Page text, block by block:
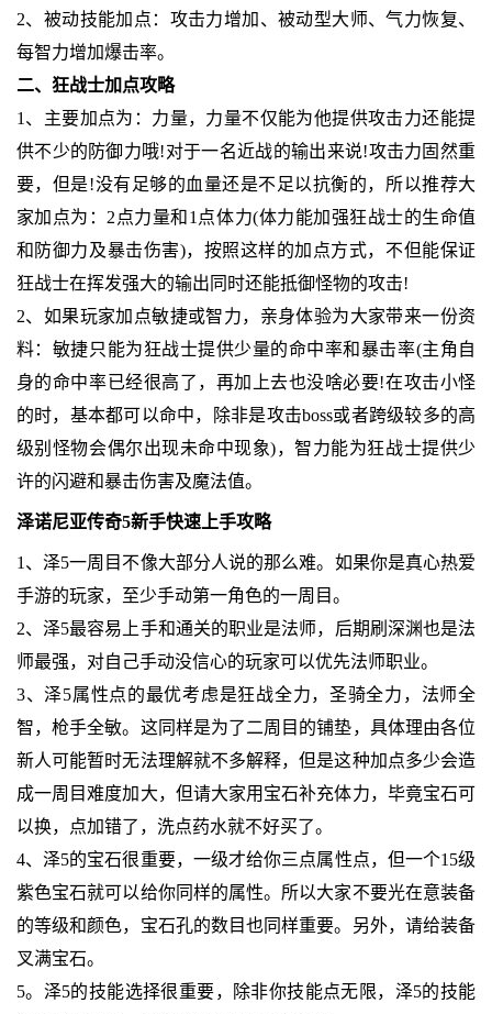
2、被动技能加点：攻击力增加、被动型大师、气力恢复、
每智力增加爆击率。
二、狂战士加点攻略
1、主要加点为：力量，力量不仅能为他提供攻击力还能提
供不少的防御力哦!对于一名近战的输出来说!攻击力固然重
要，但是!没有足够的血量还是不足以抗衡的，所以推荐大
家加点为：2点力量和1点体力(体力能加强狂战士的生命值
和防御力及暴击伤害)，按照这样的加点方式，不但能保证
狂战士在挥发强大的输出同时还能抵御怪物的攻击!
2、如果玩家加点敏捷或智力，亲身体验为大家带来一份资
料：敏捷只能为狂战士提供少量的命中率和暴击率(主角自
身的命中率已经很高了，再加上去也没啥必要!在攻击小怪
的时，基本都可以命中，除非是攻击boss或者跨级较多的高
级别怪物会偶尔出现未命中现象)，智力能为狂战士提供少
许的闪避和暴击伤害及魔法值。
泽诺尼亚传奇5新手快速上手攻略
1、泽5一周目不像大部分人说的那么难。如果你是真心热爱
手游的玩家，至少手动第一角色的一周目。
2、泽5最容易上手和通关的职业是法师，后期刷深渊也是法
师最强，对自己手动没信心的玩家可以优先法师职业。
3、泽5属性点的最优考虑是狂战全力，圣骑全力，法师全
智，枪手全敏。这同样是为了二周目的铺垫，具体理由各位
新人可能暂时无法理解就不多解释，但是这种加点多少会造
成一周目难度加大，但请大家用宝石补充体力，毕竟宝石可
以换，点加错了，洗点药水就不好买了。
4、泽5的宝石很重要，一级才给你三点属性点，但一个15级
紫色宝石就可以给你同样的属性。所以大家不要光在意装备
的等级和颜色，宝石孔的数目也同样重要。另外，请给装备
叉满宝石。
5。泽5的技能选择很重要，除非你技能点无限，泽5的技能